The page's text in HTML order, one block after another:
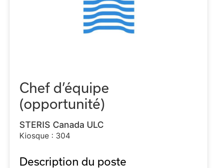
Chef d’équipe
(opportunité)
STERIS Canada ULC
Kiosque : 304
Description du poste